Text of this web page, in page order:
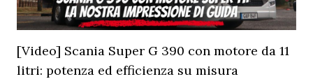
[Video] Scania Super G 390 con motore da 11
litri: potenza ed efficienza su misura